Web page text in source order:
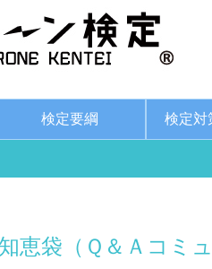
検定要綱 検定対
恵袋（Ｑ＆Ａコミ